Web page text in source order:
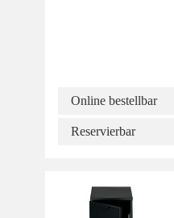
Online bestellbar
Reservierbar